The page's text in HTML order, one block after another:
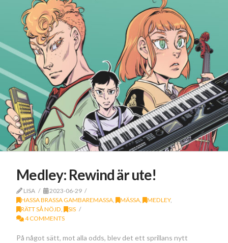
Medley: Rewind är ute!
LISA
2023-06-29
HASSA BRASSA GAMBAREMASSA , MÄSSA , MEDLEY,
RÄTT SÅ NÖJD , SIS
4 COMMENTS
På något sätt, mot alla odds, blev det ett sprillans nytt